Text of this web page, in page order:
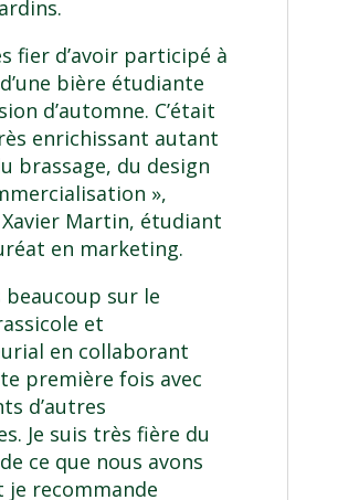
fier d’avoir participé à
bière étudiante
d’automne. C’était
enrichissant autant
brassage, du design
»,
Martin, étudiant
en marketing.
beaucoup sur le
et
en collaborant
première fois avec
d’autres
Je suis très fière du
ce que nous avons
je recommande